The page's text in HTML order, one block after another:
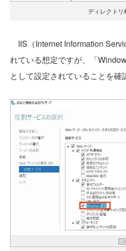
ディレクトリ
IIS（Internet Information
れている想定ですが、「
として設定されていることを確